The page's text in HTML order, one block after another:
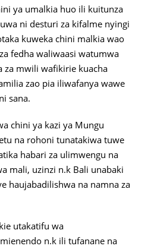
ya umalkia huo ili kuitunza
ni desturi za kifalme nyingi
kuweka chini malkia wao
fedha waliwaasi watumwa
za mwili wafikirie kuacha
zao pia iliwafanya wawe
sana.
chini ya kazi ya Mungu
na rohoni tunatakiwa tuwe
habari za ulimwengu na
mali, uzinzi n.k Bali unabaki
haujabadilishwa na namna za
utakatifu wa
n.k ili tufanane na